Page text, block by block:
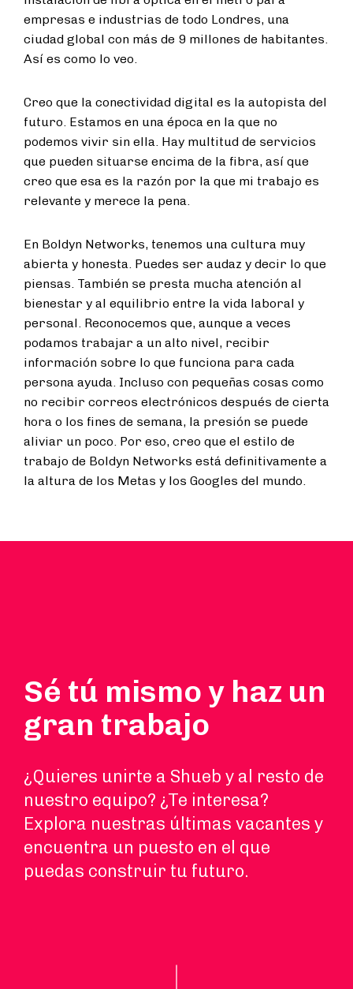
empresas e industrias de todo Londres, una
ciudad global con más de 9 millones de habitantes.
Así es como lo veo.
Creo que la conectividad digital es la autopista del
futuro. Estamos en una época en la que no
podemos vivir sin ella. Hay multitud de servicios
que pueden situarse encima de la fibra, así que
creo que esa es la razón por la que mi trabajo es
relevante y merece la pena.
En Boldyn Networks, tenemos una cultura muy
abierta y honesta. Puedes ser audaz y decir lo que
piensas. También se presta mucha atención al
bienestar y al equilibrio entre la vida laboral y
personal. Reconocemos que, aunque a veces
podamos trabajar a un alto nivel, recibir
información sobre lo que funciona para cada
persona ayuda. Incluso con pequeñas cosas como
no recibir correos electrónicos después de cierta
hora o los fines de semana, la presión se puede
aliviar un poco. Por eso, creo que el estilo de
trabajo de Boldyn Networks está definitivamente a
la altura de los Metas y los Googles del mundo.
Sé tú mismo y haz un
gran trabajo
¿Quieres unirte a Shueb y al resto de
nuestro equipo? ¿Te interesa?
Explora nuestras últimas vacantes y
encuentra un puesto en el que
puedas construir tu futuro.